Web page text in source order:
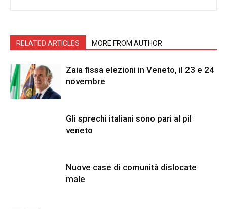
RELATED ARTICLES MORE FROM AUTHOR
Zaia fissa elezioni in Veneto, il 23 e 24
novembre
Gli sprechi italiani sono pari al pil
veneto
Nuove case di comunità dislocate
male